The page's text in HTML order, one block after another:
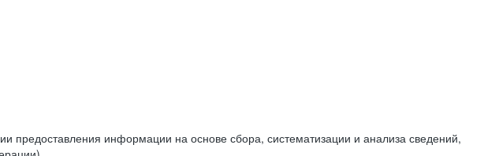
предоставления информации на основе сбора, систематизации и анализа сведений,